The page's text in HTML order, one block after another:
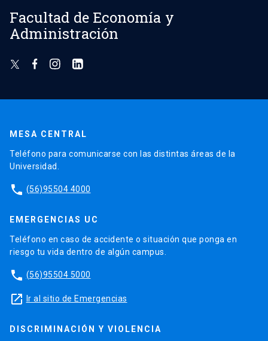
Facultad de Economía y
Administración
MESA CENTRAL
Teléfono para comunicarse con las distintas áreas de la
Universidad.
phone (56)95504 4000
EMERGENCIAS UC
Teléfono en caso de accidente o situación que ponga en
riesgo tu vida dentro de algún campus.
phone (56)95504 5000
launch Ir al sitio de Emergencias
DISCRIMINACIÓN Y VIOLENCIA